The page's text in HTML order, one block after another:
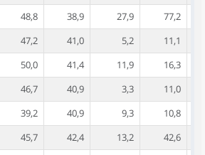
48,8 38,9 27,9
77,2
47,2 41,0 5,2
11,1
50,0 41,4 11,9
16,3
46,7 40,9 3,3
11,0
39,2 40,9 9,3
10,8
45,7 42,4 13,2
42,6